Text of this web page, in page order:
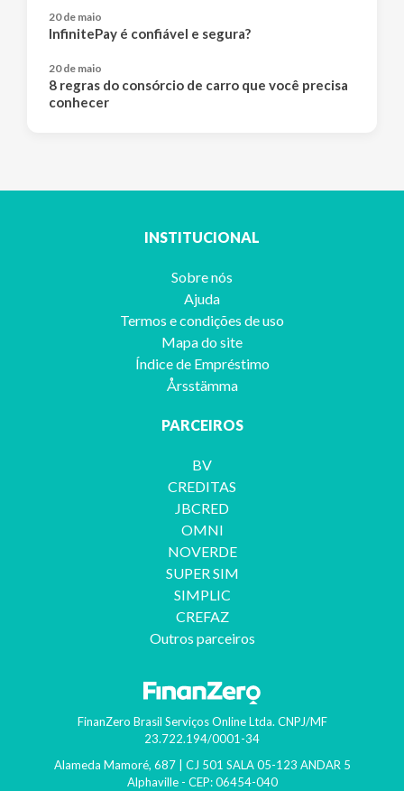
20 de maio
InfinitePay é confiável e segura?
20 de maio
8 regras do consórcio de carro que você precisa
conhecer
INSTITUCIONAL
Sobre nós
Ajuda
Termos e condições de uso
Mapa do site
Índice de Empréstimo
Årsstämma
PARCEIROS
BV
CREDITAS
JBCRED
OMNI
NOVERDE
SUPER SIM
SIMPLIC
CREFAZ
Outros parceiros
FinanZero Brasil Serviços Online Ltda. CNPJ/MF
23.722.194/0001-34
Alameda Mamoré, 687 | CJ 501 SALA 05-123 ANDAR 5
Alphaville- CEP: 06454-040